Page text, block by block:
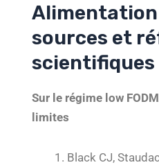
Alimentation
sources et
scientifiques
Sur le régime low
limites
Black CJ,